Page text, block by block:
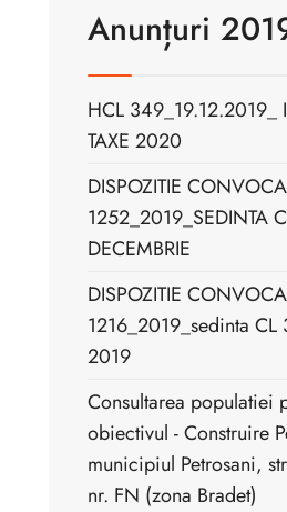
Anunțuri
HCL 349_19.12.2019_
TAXE 2020
DISPOZITIE
1252_2019_SEDINTA
DECEMBRIE
DISPOZITIE
1216_2019_sedinta
2019
Consultarea populatiei
obiectivul - Construire
municipiul Petrosani,
nr. FN (zona Bradet)